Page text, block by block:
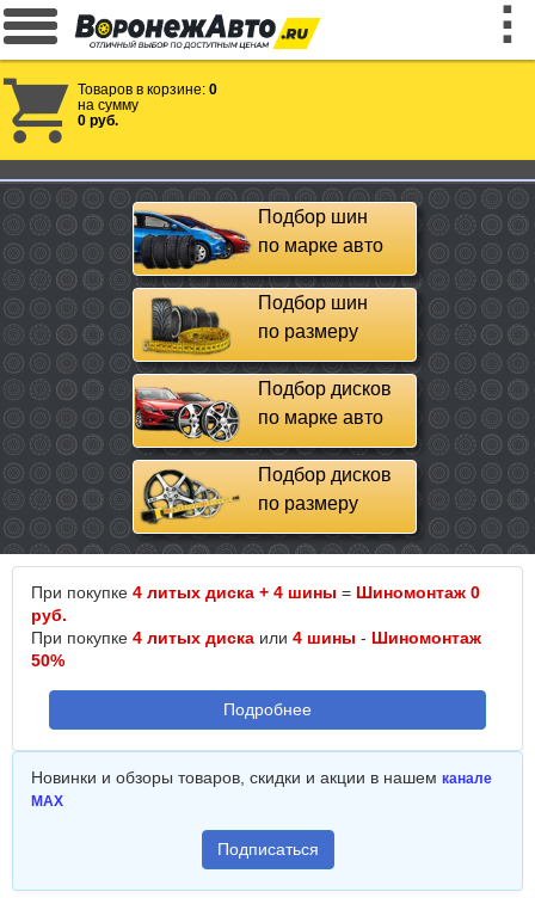
Товаров в корзине: 0
на сумму
0 руб.
Подбор шин
по марке авто
Подбор шин
по размеру
Подбор дисков
по марке авто
Подбор дисков
по размеру
При покупке 4 литых диска + 4 шины = Шиномонтаж 0
руб.
При покупке 4 литых диска или 4 шины - Шиномонтаж
50%
Подробнее
Новинки и обзоры товаров, скидки и акции в нашем канале
MAX
Подписаться